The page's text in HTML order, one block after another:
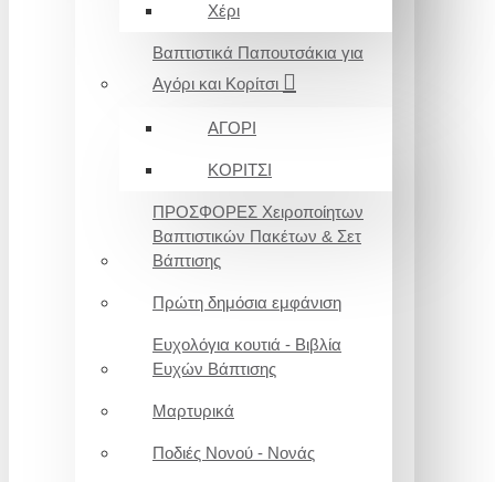
Χέρι
Βαπτιστικά Παπουτσάκια για
Αγόρι και Κορίτσι
ΑΓΟΡΙ
ΚΟΡΙΤΣΙ
ΠΡΟΣΦΟΡΕΣ Χειροποίητων
Βαπτιστικών Πακέτων & Σετ
Βάπτισης
Πρώτη δημόσια εμφάνιση
Ευχολόγια κουτιά - Βιβλία
Ευχών Βάπτισης
Μαρτυρικά
Ποδιές Νονού - Νονάς